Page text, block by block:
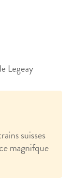
Legeay
suisses
magnifque